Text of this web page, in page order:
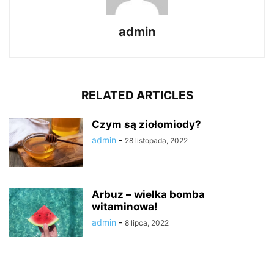
admin
RELATED ARTICLES
Czym są ziołomiody?
admin - 28 listopada, 2022
Arbuz – wielka bomba
witaminowa!
admin - 8 lipca, 2022